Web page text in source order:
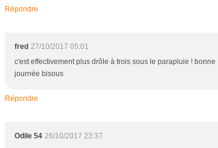
Répondre
fred 27/10/2017 05:01
c'est effectivement plus drôle à trois sous le parapluie ! bonne
journée bisous
Répondre
Odile 54 26/10/2017 23:37